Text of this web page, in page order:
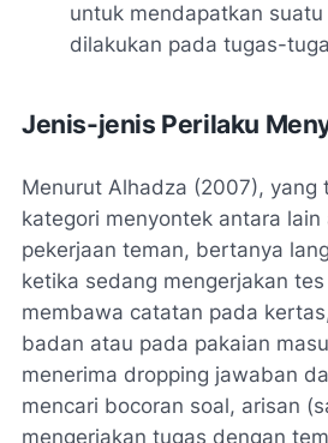
untuk mendapatkan
dilakukan pada tugas-
Jenis-jenis Perilaku
Menurut Alhadza (2007), yang
kategori menyontek antara lain
pekerjaan teman, bertanya
ketika sedang mengerjakan
membawa catatan pada
badan atau pada pakaian
menerima dropping jawaban
mencari bocoran soal, arisan
mengerjakan tugas dengan